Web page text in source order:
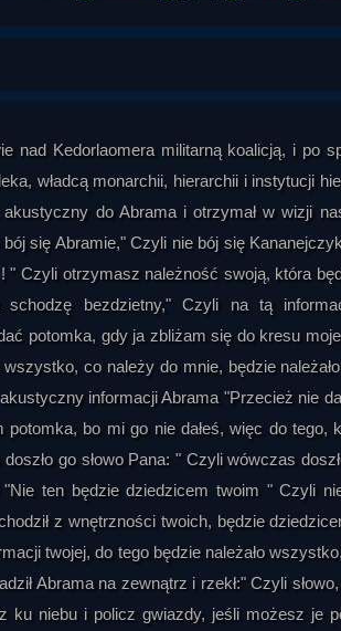
nad Kedorlaomera militarną koalicją, i po
władcą monarchii, hierarchii i instytucji
do Abrama i otrzymał w wizji
się Abramie," Czyli nie bój się
" Czyli otrzymasz należność swoją, która
bezdzietny," Czyli na tą
potomka, gdy ja zbliżam się do kresu
co należy do mnie, będzie
informacji Abrama "Przecież nie
bo mi go nie dałeś, więc do tego,
go słowo Pana: " Czyli wówczas
ten będzie dziedzicem twoim " Czyli
z wnętrzności twoich, będzie
twojej, do tego będzie należało
Abrama na zewnątrz i rzekł:" Czyli
ku niebu i policz gwiazdy, jeśli możesz je